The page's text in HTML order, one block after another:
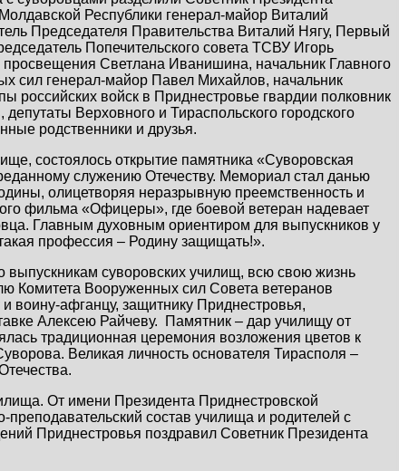
Республики генерал-майор Виталий
Председателя Правительства Виталий Нягу, Первый
Попечительского совета ТСВУ Игорь
Светлана Иванишина, начальник Главного
сил генерал-майор Павел Михайлов, начальник
российских войск в Приднестровье гвардии полковник
Верховного и Тираспольского городского
родственники и друзья.
состоялось открытие памятника «Суворовская
служению Отечеству. Мемориал стал данью
олицетворяя неразрывную преемственность и
фильма «Офицеры», где боевой ветеран надевает
Главным духовным ориентиром для выпускников у
профессия – Родину защищать!».
суворовских училищ, всю свою жизнь
Комитета Вооруженных сил Совета ветеранов
воину-афганцу, защитнику Приднестровья,
Алексею Райчеву. Памятник – дар училищу от
традиционная церемония возложения цветов к
Великая личность основателя Тирасполя –
От имени Президента Приднестровской
состав училища и родителей с
Приднестровья поздравил Советник Президента